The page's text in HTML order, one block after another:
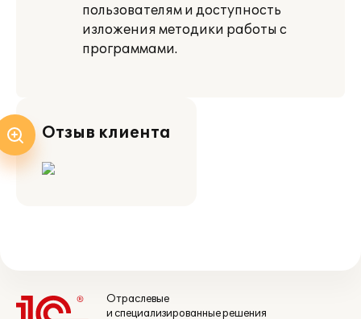
пользователям и доступность
изложения методики работы с
программами.
Отзыв клиента
Отраслевые
и специализированные решения